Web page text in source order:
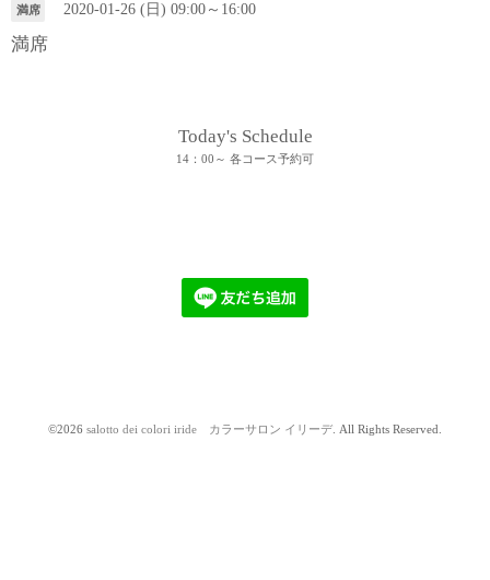
満席 2020-01-26 (日) 09:00～16:00
満席
Today's Schedule
14：00～ 各コース予約可
©2026 salotto dei colori iride カラーサロン イリーデ. All Rights Reserved.